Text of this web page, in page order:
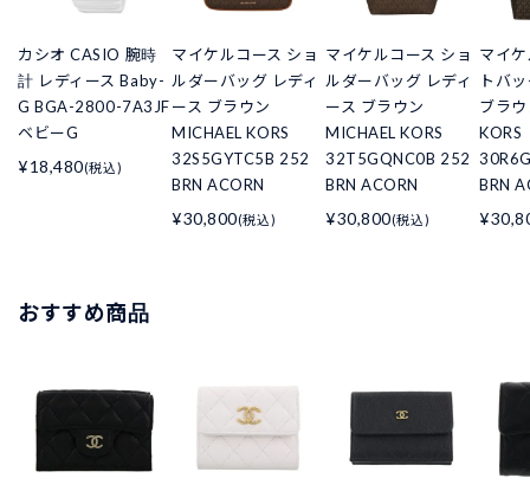
カシオ CASIO 腕時
計 レディース Baby-
G BGA-2800-7A3JF
ベビーG
¥18,480(税込)
マイケルコース ショ
ルダーバッグ レディ
ース ブラウン
MICHAEL KORS
32S5GYTC5B 252
BRN ACORN
¥30,800(税込)
マイケルコース ショ
ルダーバッグ レディ
ース ブラウン
MICHAEL KORS
32T5GQNC0B 252
BRN ACORN
¥30,800(税込)
マイ
トバ
ブラ
KORS
BRN
おすすめ商品